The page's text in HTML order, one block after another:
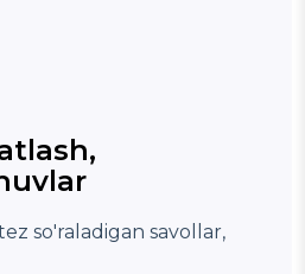
so'raladigan savollar,